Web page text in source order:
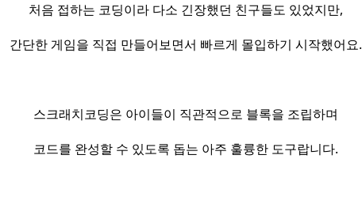
처음 접하는 코딩이라 다소 긴장했던 친구들도 있었지만,
간단한 게임을 직접 만들어보면서 빠르게 몰입하기 시작했어요.
스크래치코딩은 아이들이 직관적으로 블록을 조립하며
코드를 완성할 수 있도록 돕는 아주 훌륭한 도구랍니다.